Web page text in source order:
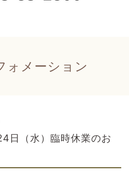
メーション
（水）臨時休業のお